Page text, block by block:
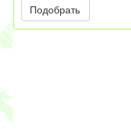
Подобрать